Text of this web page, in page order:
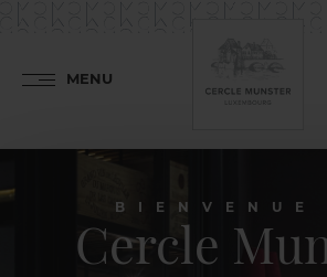
MENU
BIENVENUE
Cercle